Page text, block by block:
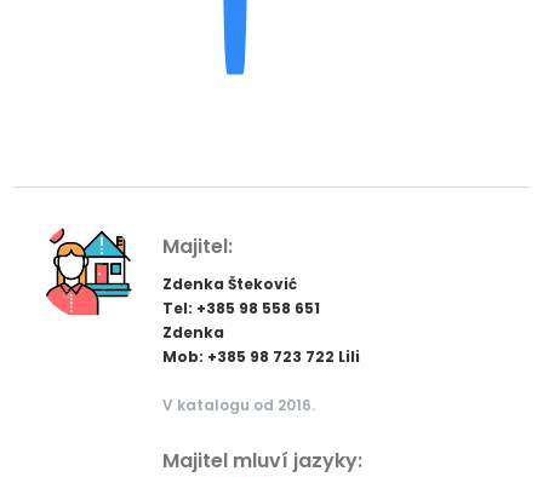
Majitel:
Zdenka Šteković
Tel: +385 98 558 651
Zdenka
Mob: +385 98 723 722 Lili
V katalogu od 2016.
Majitel mluví jazyky: